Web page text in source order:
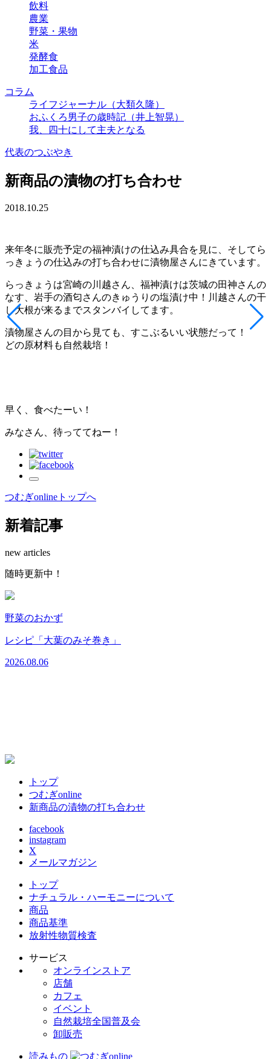
飲料
農業
野菜・果物
米
発酵食
加工食品
コラム
ライフジャーナル（大類久隆）
おふくろ男子の歳時記（井上智晃）
我、四十にして主夫となる
代表のつぶやき
新商品の漬物の打ち合わせ
2018.10.25
来年冬に販売予定の福神漬けの仕込み具合を見に、そしてら
っきょうの仕込みの打ち合わせに漬物屋さんにきています。
らっきょうは宮崎の川越さん、福神漬けは茨城の田神さんの
なす、岩手の酒匂さんのきゅうりの塩漬け中！川越さんの干
し大根が来るまでスタンバイしてます。
漬物屋さんの目から見ても、すこぶるいい状態だって！
どの原材料も自然栽培！
早く、食べたーい！
みなさん、待っててねー！
つむぎonlineトップへ
新着記事
new articles
随時更新中！
野菜のおかず
レシピ「大葉のみそ巻き」
2026.08.06
トップ
つむぎonline
新商品の漬物の打ち合わせ
facebook
instagram
X
メールマガジン
トップ
ナチュラル・ハーモニーについて
商品
商品基準
放射性物質検査
サービス
オンラインストア
店舗
カフェ
イベント
自然栽培全国普及会
卸販売
読みもの